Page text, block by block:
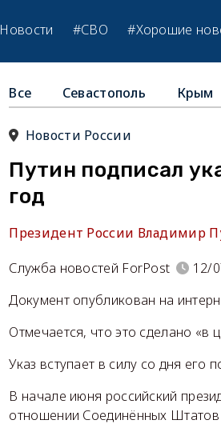
Новости #СВО #Хорошие
Все Севастополь Крым
Новости России
Путин подписал
год
Президент России Владимир
Служба новостей ForPost
12/
Документ опубликован на
Отмечается, что это сделано «в
Указ вступает в силу со дня его
В начале июня российский
отношении Соединённых Штатов